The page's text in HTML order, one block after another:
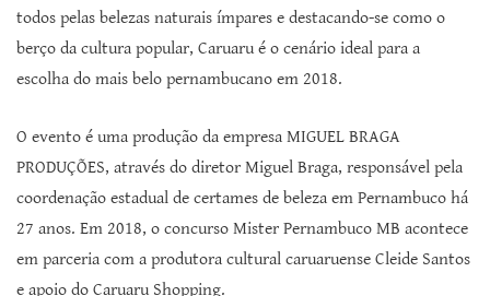
todos pelas belezas naturais ímpares e destacando-se como o
berço da cultura popular, Caruaru é o cenário ideal para a
escolha do mais belo pernambucano em 2018.
O evento é uma produção da empresa MIGUEL BRAGA
PRODUÇÕES, através do diretor Miguel Braga, responsável pela
coordenação estadual de certames de beleza em Pernambuco há
27 anos. Em 2018, o concurso Mister Pernambuco MB acontece
em parceria com a produtora cultural caruaruense Cleide Santos
e apoio do Caruaru Shopping.